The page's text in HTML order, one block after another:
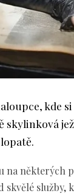
kde
skylinková
na některých
skvělé